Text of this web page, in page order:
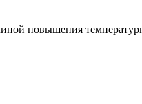
повышения